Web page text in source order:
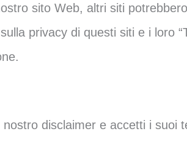
sito Web, altri siti
privacy di questi siti e i loro
disclaimer e accetti i suoi